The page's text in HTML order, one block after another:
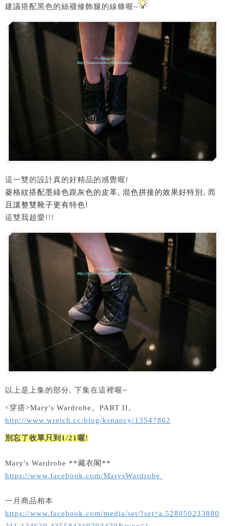
建議搭配黑色的絲襪修飾腿的線條喔~
這一雙的設計真的好精品的感覺喔!
菱格紋搭配墨綠色跟灰色的皮革, 混色拼接的效果好特別, 而
且讓整雙靴子更有特色!
這雙我超愛!!!
以上是上集的部分, 下集在這裡喔~
<穿搭>Mary's Wardrobe。PART II。
http://www.wretch.cc/blog/ksnancy/13547862
別忘了收單只到1/21喔!
Mary's Wardrobe **藏衣閣**
https://www.facebook.com/MarysWardrobe
一月商品相本
https://www.facebook.com/media/set/?set=a.528050233880